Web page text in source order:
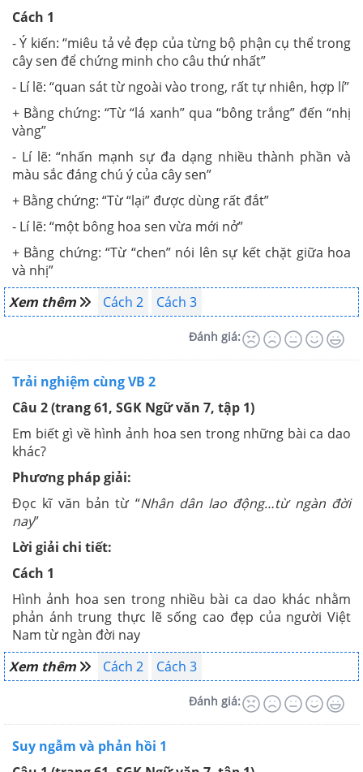
Cách 1
- Ý kiến: “miêu tả vẻ đẹp của từng bộ phận cụ thể trong
cây sen để chứng minh cho câu thứ nhất”
- Lí lẽ: “quan sát từ ngoài vào trong, rất tự nhiên, hợp lí”
+ Bằng chứng: “Từ “lá xanh” qua “bông trắng” đến “nhị
vàng”
- Lí lẽ: “nhấn mạnh sự đa dạng nhiều thành phần và
màu sắc đáng chú ý của cây sen”
+ Bằng chứng: “Từ “lại” được dùng rất đắt”
- Lí lẽ: “một bông hoa sen vừa mới nở”
+ Bằng chứng: “Từ “chen” nói lên sự kết chặt giữa hoa
và nhị”
Xem thêm
Cách 2 Cách 3
Đánh giá:
Trải nghiệm cùng VB 2
Câu 2 (trang 61, SGK Ngữ văn 7, tập 1)
Em biết gì về hình ảnh hoa sen trong những bài ca dao
khác?
Phương pháp giải:
Đọc kĩ văn bản từ “Nhân dân lao động…từ ngàn đời
nay”
Lời giải chi tiết:
Cách 1
Hình ảnh hoa sen trong nhiều bài ca dao khác nhằm
phản ánh trung thực lẽ sống cao đẹp của người Việt
Nam từ ngàn đời nay
Xem thêm
Cách 2 Cách 3
Đánh giá:
Suy ngẫm và phản hồi 1